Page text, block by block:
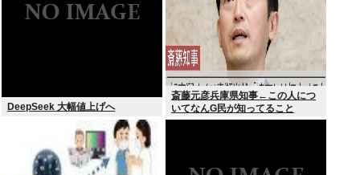
DeepSeek 大幅値上げへ
斎藤元彦兵庫県知事←この人につ
いてなんG民が知ってること